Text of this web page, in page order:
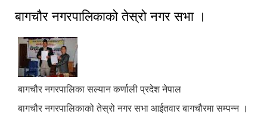
बागचौर नगरपालिकाको तेस्रो नगर सभा ।
बागचौर नगरपालिका सल्यान कर्णाली प्रदेश नेपाल
बागचौर नगरपालिकाको तेस्रो नगर सभा आईतवार बागचौरमा सम्पन्न ।